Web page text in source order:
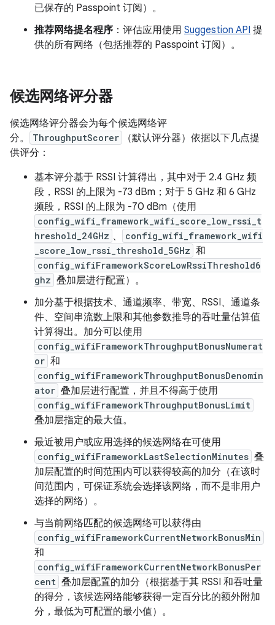
已保存的 Passpoint 订阅）。
推荐网络提名程序 ：评估应用使用 Suggestion API 提
供的所有网络（包括推荐的 Passpoint 订阅）。
候选网络评分器
候选网络评分器会为每个候选网络评
分。
ThroughputScorer
（默认评分器）依据以下几点提
供评分：
基本评分基于 RSSI 计算得出，其中对于 2.4 GHz 频
段，RSSI 的上限为 -73 dBm；对于 5 GHz 和 6 GHz
频段，RSSI 的上限为 -70 dBm（使用
config_wifi_framework_wifi_score_low_rssi_t
hreshold_24GHz 、
config_wifi_framework_wifi
_score_low_rssi_threshold_5GHz 和
config_wifiFrameworkScoreLowRssiThreshold6
ghz 叠加层进行配置）。
加分基于根据技术、通道频率、带宽、RSSI、通道条
件、空间串流数上限和其他参数推导的吞吐量估算值
计算得出。加分可以使用
config_wifiFrameworkThroughputBonusNumerat
or 和
config_wifiFrameworkThroughputBonusDenomin
ator 叠加层进行配置，并且不得高于使用
config_wifiFrameworkThroughputBonusLimit
叠加层指定的最大值。
最近被用户或应用选择的候选网络在可使用
config_wifiFrameworkLastSelectionMinutes 叠
加层配置的时间范围内可以获得较高的加分（在该时
间范围内，可保证系统会选择该网络，而不是非用户
选择的网络）。
与当前网络匹配的候选网络可以获得由
config_wifiFrameworkCurrentNetworkBonusMin
和
config_wifiFrameworkCurrentNetworkBonusPer
cent 叠加层配置的加分（根据基于其 RSSI 和吞吐量
的得分，该候选网络能够获得一定百分比的额外附加
分，最低为可配置的最小值）。